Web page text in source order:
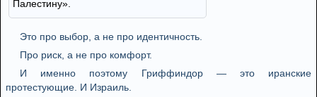
Палестину».
Это про выбор, а не про идентичность.
Про риск, а не про комфорт.
И именно поэтому Гриффиндор — это иранские
протестующие. И Израиль.